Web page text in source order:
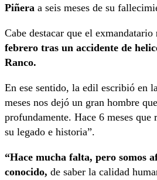
Piñera a seis meses de su
Cabe destacar que el exmandatario
febrero tras un accidente de
Ranco.
En ese sentido, la edil escribió en
meses nos dejó un gran hombre
profundamente. Hace 6 meses que
su legado e historia”.
“Hace mucha falta, pero somos
conocido, de saber la calidad